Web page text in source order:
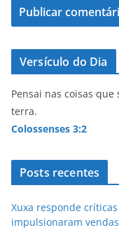
Versículo do Dia
Pensai nas coisas
terra.
Colossenses 3:2
Posts recentes
Xuxa responde
impulsionaram